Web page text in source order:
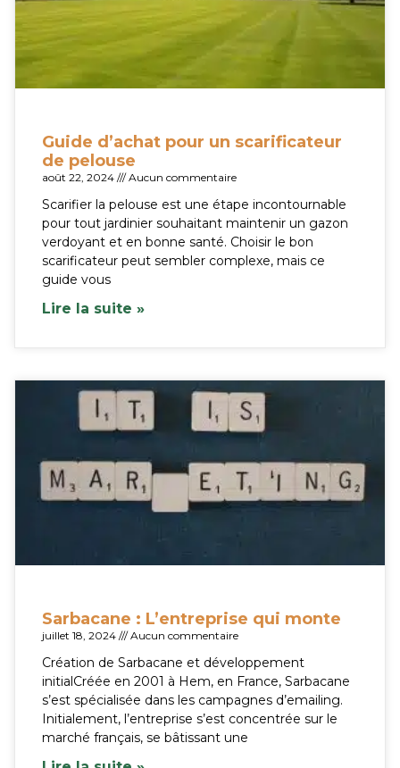
Guide d’achat pour un scarificateur
de pelouse
août 22, 2024 Aucun commentaire
Scarifier la pelouse est une étape incontournable
pour tout jardinier souhaitant maintenir un gazon
verdoyant et en bonne santé. Choisir le bon
scarificateur peut sembler complexe, mais ce
guide vous
Lire la suite »
Sarbacane : L’entreprise qui monte
juillet 18, 2024 Aucun commentaire
Création de Sarbacane et développement
initialCréée en 2001 à Hem, en France, Sarbacane
s’est spécialisée dans les campagnes d’emailing.
Initialement, l’entreprise s’est concentrée sur le
marché français, se bâtissant une